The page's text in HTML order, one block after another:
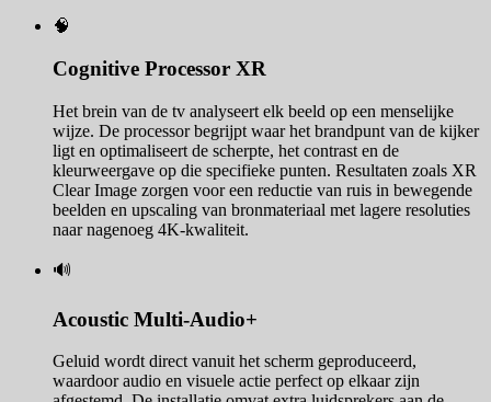
🧠
Cognitive Processor XR
Het brein van de tv analyseert elk beeld op een menselijke
wijze. De processor begrijpt waar het brandpunt van de kijker
ligt en optimaliseert de scherpte, het contrast en de
kleurweergave op die specifieke punten. Resultaten zoals XR
Clear Image zorgen voor een reductie van ruis in bewegende
beelden en upscaling van bronmateriaal met lagere resoluties
naar nagenoeg 4K-kwaliteit.
🔊
Acoustic Multi-Audio+
Geluid wordt direct vanuit het scherm geproduceerd,
waardoor audio en visuele actie perfect op elkaar zijn